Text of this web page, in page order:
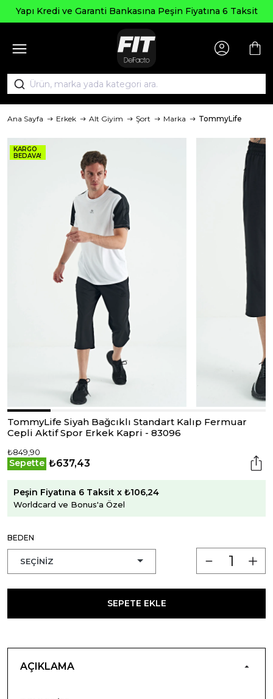
Yapı Kredi ve Garanti Bankasına Peşin Fiyatına 6 Taksit
Ana Sayfa Erkek Alt Giyim Şort Marka TommyLife
KARGO
BEDAVA!
TommyLife Siyah Bağcıklı Standart Kalıp Fermuar
Cepli Aktif Spor Erkek Kapri - 83096
₺849,90
Sepette ₺637,43
Peşin Fiyatına 6 Taksit x ₺106,24
Worldcard ve Bonus'a Özel
BEDEN
SEPETE EKLE
AÇIKLAMA